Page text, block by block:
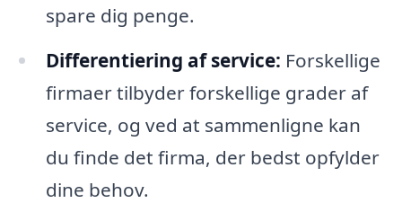
spare dig penge.
Differentiering af service: Forskellige
firmaer tilbyder forskellige grader af
service, og ved at sammenligne kan
du finde det firma, der bedst opfylder
dine behov.